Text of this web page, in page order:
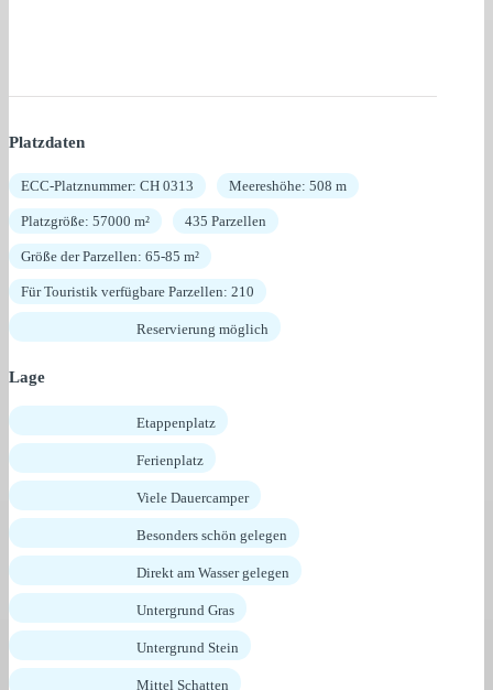
Platzdaten
ECC-Platznummer: CH 0313 Meereshöhe: 508 m
Platzgröße: 57000 m² 435 Parzellen
Größe der Parzellen: 65-85 m²
Für Touristik verfügbare Parzellen: 210
Reservierung möglich
Lage
Etappenplatz
Ferienplatz
Viele Dauercamper
Besonders schön gelegen
Direkt am Wasser gelegen
Untergrund Gras
Untergrund Stein
Mittel Schatten